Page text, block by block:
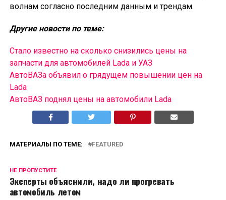
волнам согласно последним данным и трендам.
Другие новости по теме:
Стало известно на сколько снизились цены на
запчасти для автомобилей Lada и УАЗ
АвтоВАЗа объявил о грядущем повышении цен на
Lada
АвтоВАЗ поднял цены на автомобили Lada
МАТЕРИАЛЫ ПО ТЕМЕ: FEATURED
НЕ ПРОПУСТИТЕ
Эксперты объяснили, надо ли прогревать
автомобиль летом